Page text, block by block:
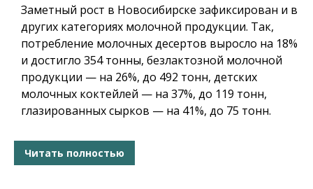
Заметный рост в Новосибирске зафиксирован и в
других категориях молочной продукции. Так,
потребление молочных десертов выросло на 18%
и достигло 354 тонны, безлактозной молочной
продукции — на 26%, до 492 тонн, детских
молочных коктейлей — на 37%, до 119 тонн,
глазированных сырков — на 41%, до 75 тонн.
Читать полностью